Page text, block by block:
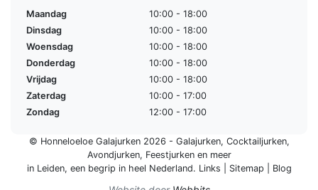
Maandag
10:00 - 18:00
Dinsdag
10:00 - 18:00
Woensdag
10:00 - 18:00
Donderdag
10:00 - 18:00
Vrijdag
10:00 - 18:00
Zaterdag
10:00 - 17:00
Zondag
12:00 - 17:00
© Honneloeloe Galajurken 2026 - Galajurken, Cocktailjurken,
Avondjurken, Feestjurkenen meer
in Leiden, een begrip in heel Nederland. Links Sitemap Blog